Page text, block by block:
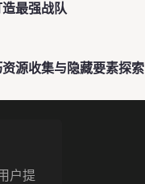
最强战队
源收集与隐藏要素探索
户提